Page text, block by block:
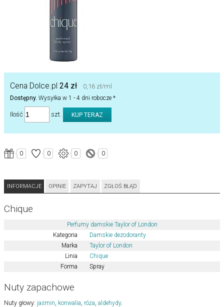
Cena Dolce.pl 24 zł 0,16 zł/ml
Dostępny. Wysyłka w 1 - 4 dni robocze *
Ilość szt.
0 0 0 0
INFORMACJE OPINIE ZAPYTAJ ZGŁOŚ BŁĄD
Chique
Perfumy damskie Taylor of London
Kategoria
Damskie dezodoranty
Marka
Taylor of London
Linia
Chique
Forma
Spray
Nuty zapachowe
Nuty głowy: jaśmin konwalia róża aldehydy.